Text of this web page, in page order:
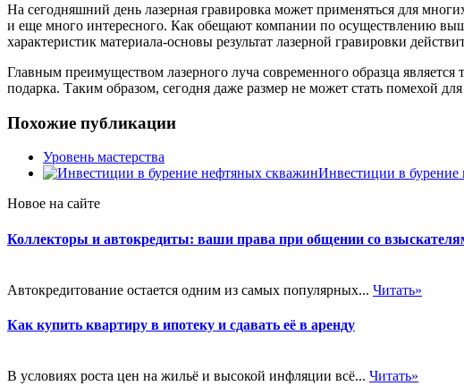
На сегодняшний день лазерная гравировка может применяться для
и еще много интересного. Как обещают компании по осуществлению
характеристик материала-основы результат лазерной гравировки
Главным преимуществом лазерного луча современного образца
подарка. Таким образом, сегодня даже размер не может стать помехой
Похожие публикации
Уровень мастерства
Инвестиции в
Новое на сайте
Коллекторы и автокредиты: ваши права при общении со
Автокредитование остается одним из самых популярных... Читать»
Как купить квартиру в ипотеку и сдавать её в аренду
В условиях роста цен на жильё и высокой инфляции всё... Читать»